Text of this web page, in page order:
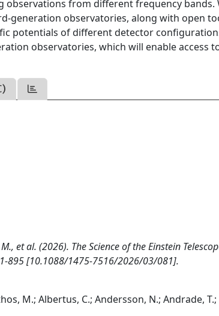
from different frequency bands.
generation observatories, along with open
potentials of different detector
observatories, which will enable access
et al. (2026). The Science of the Einstein
1-895 [10.1088/1475-7516/2026/03/081].
M.; Albertus, C.; Andersson, N.; Andrade, T.;